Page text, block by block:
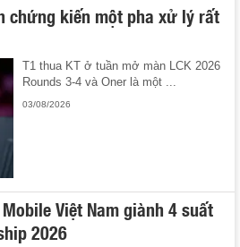
chứng kiến một pha xử lý rất
T1 thua KT ở tuần mở màn LCK 2026
Rounds 3-4 và Oner là một ...
03/08/2026
Việt Nam giành 4 suất
2026